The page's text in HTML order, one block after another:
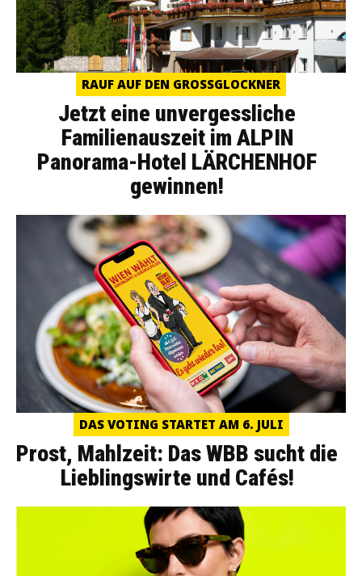
RAUF AUF DEN GROSSGLOCKNER
Jetzt eine unvergessliche
Familienauszeit im ALPIN
Panorama-Hotel LÄRCHENHOF
gewinnen!
DAS VOTING STARTET AM 6. JULI
Prost, Mahlzeit: Das WBB sucht die
Lieblingswirte und Cafés!